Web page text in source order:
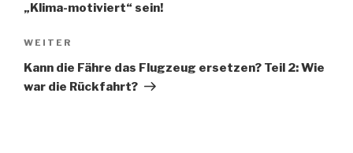
„Klima-motiviert“ sein!
Nächster
Beitrag
WEITER
Kann die Fähre das Flugzeug ersetzen? Teil 2: Wie
war die Rückfahrt?